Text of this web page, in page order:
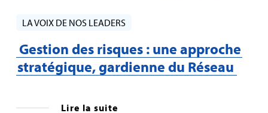
LA VOIX DE NOS LEADERS
Gestion des risques : une approche
stratégique, gardienne du Réseau
Lire la suite